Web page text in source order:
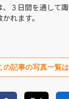
３日間を通して
れます。
の記事の写真一覧